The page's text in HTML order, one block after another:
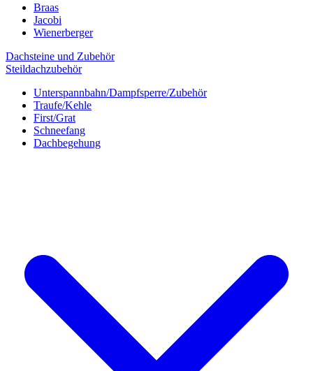
Braas
Jacobi
Wienerberger
Dachsteine und Zubehör
Steildachzubehör
Unterspannbahn/Dampfsperre/Zubehör
Traufe/Kehle
First/Grat
Schneefang
Dachbegehung